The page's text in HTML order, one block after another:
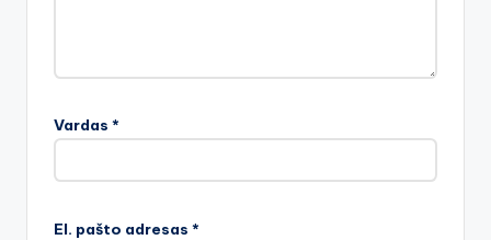
Vardas *
El. pašto adresas *